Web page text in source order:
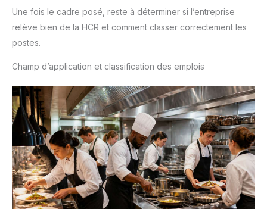
Une fois le cadre posé, reste à déterminer si l’entreprise
relève bien de la HCR et comment classer correctement les
postes.
Champ d’application et classification des emplois